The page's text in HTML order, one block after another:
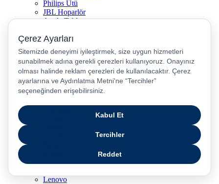
Philips Ütü
JBL Hoparlör
Apple Tablet
Xiaomi Akıllı Saat
Samsung Akıllı Saat
Asus Laptop
Huawei Tablet
Huawei Telefon
Stanley Termos
Markalar
Lenovo